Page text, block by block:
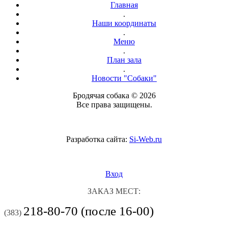
Главная
.
Наши координаты
.
Меню
.
План зала
.
Новости "Собаки"
Бродячая собака © 2026
Все права защищены.
Разработка сайта: Si-Web.ru
Вход
ЗАКАЗ МЕСТ:
(383) 218-80-70 (после 16-00)